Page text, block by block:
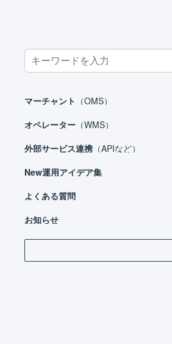
Search
for:
マーチャント （OMS）
オペレーター （WMS）
外部サービス連携 （APIなど）
New運用アイデア集
よくある質問
お知らせ
ホーム よくある質問 FAQ_インボイス
領収書に「取
「領収書 特記事項」がご
「領収書 特記事項」は